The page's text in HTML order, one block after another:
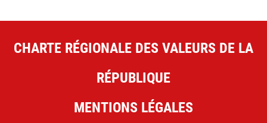
CHARTE RÉGIONALE DES VALEURS DE LA
RÉPUBLIQUE
MENTIONS LÉGALES